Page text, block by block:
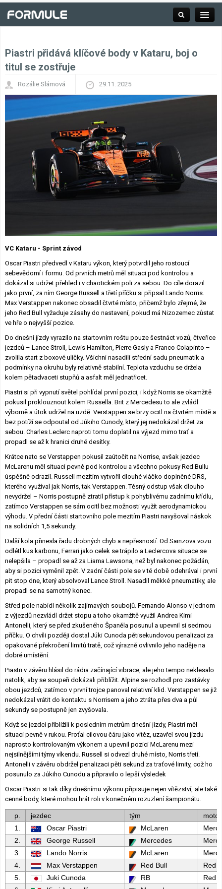
Závodní série
Výsledky F1
Týmy a jezdci F1
Lexikon F1
Piastri přidává klíčové body v Kataru, boj o
titul se zostřuje
Rozálie Slámová 29.11. 2025
VC Kataru - Sprint závod
Oscar Piastri předvedl v Kataru výkon, který potvrdil jeho rostoucí
sebevědomí i formu. Od prvních metrů měl situaci pod kontrolou a
dokázal si udržet přehled i v chaotickém poli za sebou. Do cíle dorazil
jako první, za ním George Russell a třetí příčku si připsal Lando Norris.
Max Verstappen nakonec obsadil čtvrté místo, přičemž bylo zřejmé, že
jeho Red Bull vyžaduje zásahy do nastavení, pokud má Nizozemec zůstat
ve hře o nejvyšší pozice.
Do dnešní jízdy vyrazilo na startovním roštu pouze šestnáct vozů, čtveřice
jezdců – Lance Stroll, Lewis Hamilton, Pierre Gasly a Franco Colapinto –
zvolila start z boxové uličky. Všichni nasadili střední sadu pneumatik a
podmínky na okruhu byly relativně stabilní. Teplota vzduchu se držela
kolem pětadvaceti stupňů a asfalt měl jednatřicet.
Piastri si při vypnutí světel pohlídal první pozici, i když Norris se okamžitě
pokusil proklouznout kolem Russella. Brit z Mercedesu to ale zvládl
výborně a útok udržel na uzdě. Verstappen se brzy ocitl na čtvrtém místě a
bez potíží se odpoutal od Júkiho Cunody, který jej nedokázal držet za
sebou. Charles Leclerc naproti tomu doplatil na výjezd mimo trať a
propadl se až k hranici druhé desítky.
Krátce nato se Verstappen pokusil zaútočit na Norrise, avšak jezdec
McLarenu měl situaci pevně pod kontrolou a všechno pokusy Red Bullu
úspěšně odrazil. Russell mezitím vytvořil dlouhé vláčko doplněné DRS,
kterého využíval jak Norris, tak Verstappen. Těsný odstup však dlouho
nevydržel – Norris postupně ztratil přístup k pohyblivému zadnímu křídlu,
zatímco Verstappen se sám ocitl bez možnosti využít aerodynamickou
výhodu. V přední části startovního pole mezitím Piastri navyšoval náskok
na solidních 1,5 sekundy.
Další kola přinesla řadu drobných chyb a nepřesností. Od Sainzova vozu
odlétl kus karbonu, Ferrari jako celek se trápilo a Leclercova situace se
nelepšila – propadl se až za Liama Lawsona, než byl nakonec požádán,
aby si pozici vyměnil zpět. V zadní části pole se v té době odehrával i první
pit stop dne, který absolvoval Lance Stroll. Nasadil měkké pneumatiky, ale
propadl se na samotný konec.
Střed pole nabídl několik zajímavých soubojů. Fernando Alonso v jednom
z výjezdů nezvládl držet stopu a toho okamžitě využil Andrea Kimi
Antonelli, který se před zkušeného Španěla posunul a upevnil si sedmou
příčku. O chvíli později dostal Júki Cunoda pětisekundovou penalizaci za
opakované překročení limitů tratě, což výrazně ovlivnilo jeho naděje na
dobré umístění.
Piastri v závěru hlásil do rádia začínající vibrace, ale jeho tempo neklesalo
natolik, aby se soupeři dokázali přiblížit. Alpine se rozhodl pro zastávky
obou jezdců, zatímco v první trojce panoval relativní klid. Verstappen se již
nedokázal vrátit do kontaktu s Norrisem a jeho ztráta přes dva a půl
sekundy se postupně jen zvyšovala.
Když se jezdci přiblížili k posledním metrům dnešní jízdy, Piastri měl
situaci pevně v rukou. Proťal cílovou čáru jako vítěz, uzavřel svou jízdu
naprosto kontrolovaným výkonem a upevnil pozici McLarenu mezi
nejsilnějšími týmy víkendu. Russell si odvezl druhé místo, Norris třetí.
Antonelli v závěru obdržel penalizaci pěti sekund za traťové limity, což ho
posunulo za Júkiho Cunodu a připravilo o lepší výsledek
Oscar Piastri si tak díky dnešnímu výkonu připisuje nejen vítězství, ale také
cenné body, které mohou hrát roli v konečném rozuzlení šampionátu.
p. jezdec tým
motor
1.
Oscar Piastri McLaren
2.
George Russell Mercedes
3.
Lando Norris McLaren
4.
Max Verstappen Red Bull
Red
5.
Juki Cunoda RB
Red